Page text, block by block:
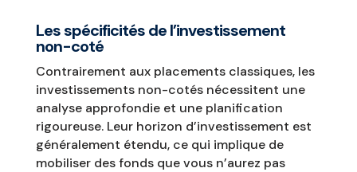
Les spécificités de l’investissement
non-coté
Contrairement aux placements classiques, les
investissements non-cotés nécessitent une
analyse approfondie et une planification
rigoureuse. Leur horizon d’investissement est
généralement étendu, ce qui implique de
mobiliser des fonds que vous n’aurez pas